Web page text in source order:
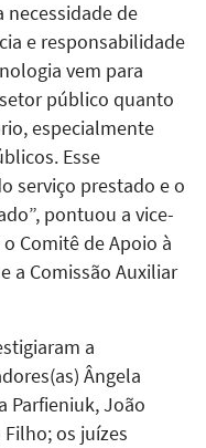
necessidade de
e responsabilidade
vem para
público quanto
especialmente
Esse
serviço prestado e o
pontuou a vice-
Comitê de Apoio à
a Comissão Auxiliar
a
Ângela
Parfieniuk, João
os juízes